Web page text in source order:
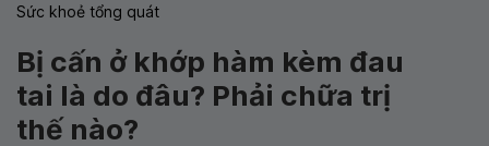
Sức khoẻ tổng quát
Bị cấn ở khớp hàm kèm đau
tai là do đâu? Phải chữa trị
thế nào?